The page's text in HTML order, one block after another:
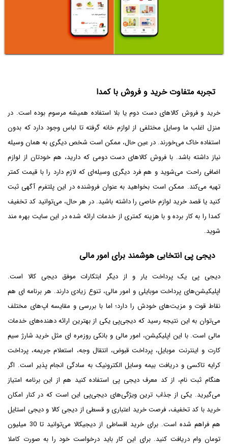
تجربه متفاوت خرید و فروش با کمدا
خرید و فروش کالاهای دست دوم یا بلا استفاده همیشه مرسوم بوده است. در
منزل اغلب ما وسایل مختلفی از لوازم خانه گرفته تا لباس وجود دارد که بدون
استفاده خاک می‌خورند. در عین حال، ممکن است شخص دیگری به همان وسیله
نیاز داشته باشد. با فروش کالاهای دست دومی که دارید، هم خودتان از لوازم
اضافی راحت می‌شوید و هم فرد دیگری وسیله‌ای که لازم دارد را با قیمت کمتر
تهیه می‌کند. ممکن است بخواهید به عنوان فروشنده در این پلتفرم آگهی ثبت
کنید یا قصد خرید لوازم خاصی را داشته باشید. در هر حال، می‌توانید کد تخفیف
کمدا را به کار برده و با هزینه کمتری از خدمات ارائه شده در این سایت بهره مند
شوید.
دیجی پی انتخابی هوشمند برای امور مالی
دیجی پی یک پرداخت یار و از دیگر ابتکارات موفق دیجی کالا است.
اپلیکیشن‌های پرداخت موبایلی و امور مالی، تنوع زیادی دارند. هر برنامه ای هم
نقاط قوت و مزیت‌های خودش را دارد؛ اما با بررسی و مقایسه اپ‌های مختلف
می‌توان به این نتیجه رسید که دیجی‌پی یکی از بهترین ارائه دهنده‌های خدمات
مالی است. با این اپلیکیشن، امور مالی و بانکی روزمره ای مثل خرید شارژ سیم
کارت و اینترنت موبایل، پرداخت قبوض، انتقال وجه، استعلام جریمه، پرداخت
کرایه تاکسی و دریافت بیمه وسایل الکترونیک به سادگی انجام پذیر است. اگر
هنگام ثبت نام، از کد معرف دیجی پی استفاده کنید هم از این برنامه امتیاز
می‌گیرید. یکی از جذاب ترین ویژگی‌های دیجی‌پی این است که در کنار امکان
خرید با کد تخفیف، فرصت خرید اعتباری و قسطی از دیجی کالا و دیجی استایل
هم فراهم شده است. برای خرید اقساطی از دیجیکالا می‌توانید تا 30 میلیون
تومان وام دریافت کنید. برای این کار باید درخواست خود را به صورت کاملا